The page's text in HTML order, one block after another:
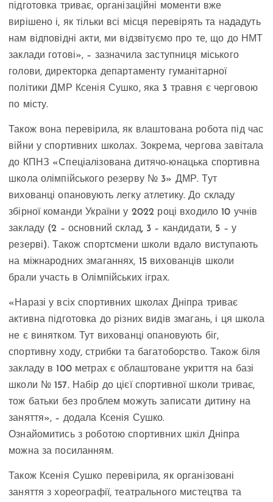
підготовка триває, організаційні моменти вже
вирішено і, як тільки всі місця перевірять та нададуть
нам відповідні акти, ми відзвітуємо про те, що до НМТ
заклади готові», – зазначила заступниця міського
голови, директорка департаменту гуманітарної
політики ДМР Ксенія Сушко, яка 3 травня є черговою
по місту.
Також вона перевірила, як влаштована робота під час
війни у спортивних школах. Зокрема, чергова завітала
до КПНЗ «Спеціалізована дитячо-юнацька спортивна
школа олімпійського резерву № 3» ДМР. Тут
вихованці опановують легку атлетику. До складу
збірної команди України у 2022 році входило 10 учнів
закладу (2 – основний склад, 3 – кандидати, 5 – у
резерві). Також спортсмени школи вдало виступають
на міжнародних змаганнях, 15 вихованців школи
брали участь в Олімпійських іграх.
«Наразі у всіх спортивних школах Дніпра триває
активна підготовка до різних видів змагань, і ця школа
не є винятком. Тут вихованці опановують біг,
спортивну ходу, стрибки та багатоборство. Також біля
закладу в 100 метрах є облаштоване укриття на базі
школи № 157. Набір до цієї спортивної школи триває,
тож батьки без проблем можуть записати дитину на
заняття», – додала Ксенія Сушко.
Ознайомитись з роботою спортивних шкіл Дніпра
можна за посиланням.
Також Ксенія Сушко перевірила, як організовані
заняття з хореографії, театрального мистецтва та